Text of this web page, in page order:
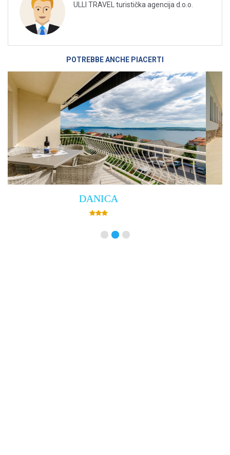
ULLI TRAVEL turistička agencija d.o.o.
POTREBBE ANCHE PIACERTI
Villa Empress